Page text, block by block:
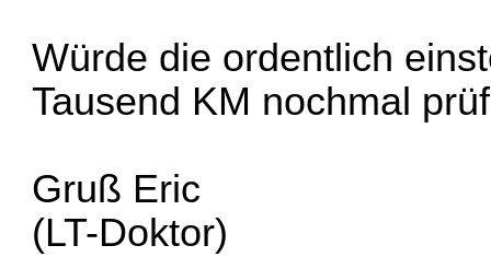
Würde die ordentlich
Tausend KM nochmal
Gruß Eric
(LT-Doktor)